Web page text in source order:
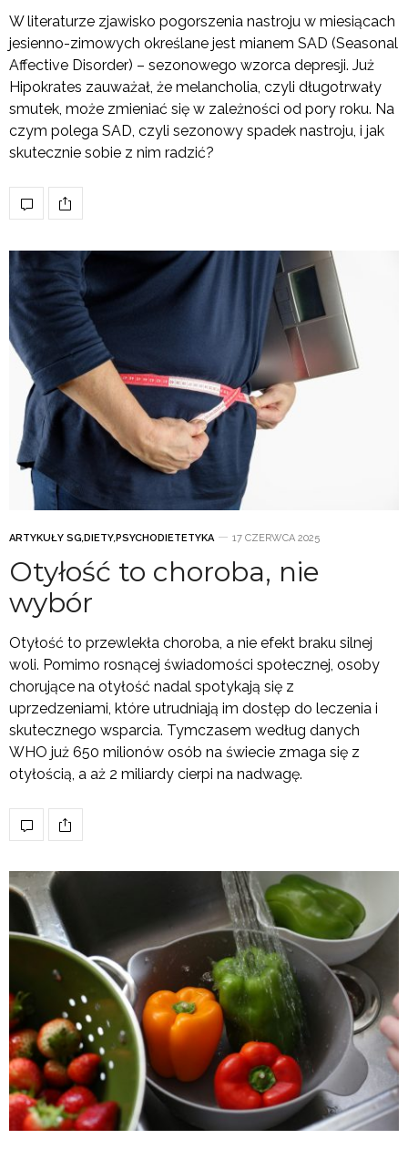
W literaturze zjawisko pogorszenia nastroju w miesiącach
jesienno-zimowych określane jest mianem SAD (Seasonal
Affective Disorder) – sezonowego wzorca depresji. Już
Hipokrates zauważał, że melancholia, czyli długotrwały
smutek, może zmieniać się w zależności od pory roku. Na
czym polega SAD, czyli sezonowy spadek nastroju, i jak
skutecznie sobie z nim radzić?
ARTYKUŁY SG,DIETY,PSYCHODIETETYKA 17 CZERWCA 2025
Otyłość to choroba, nie
wybór
Otyłość to przewlekła choroba, a nie efekt braku silnej
woli. Pomimo rosnącej świadomości społecznej, osoby
chorujące na otyłość nadal spotykają się z
uprzedzeniami, które utrudniają im dostęp do leczenia i
skutecznego wsparcia. Tymczasem według danych
WHO już 650 milionów osób na świecie zmaga się z
otyłością, a aż 2 miliardy cierpi na nadwagę.